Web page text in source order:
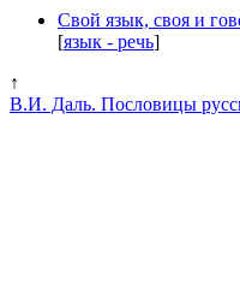
Свой язык, своя и
[язык - речь]
↑
В.И. Даль. Пословицы